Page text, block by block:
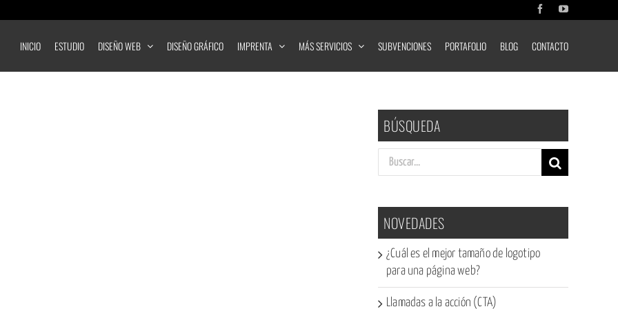
FacebookYouTube
INICIO ESTUDIO DISEÑO WEB DISEÑO GRÁFICO IMPRENTA MÁS SERVICIOS SUBVENCIONES PORTAFOLIO BLOG CONTACTO
BÚSQUEDA
Buscar:
NOVEDADES
¿Cuál es el mejor tamaño de logotipo
para una página web?
Llamadas a la acción (CTA)